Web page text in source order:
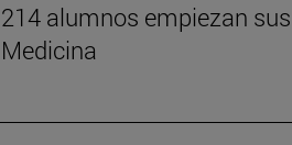
214 alumnos empiezan
Medicina